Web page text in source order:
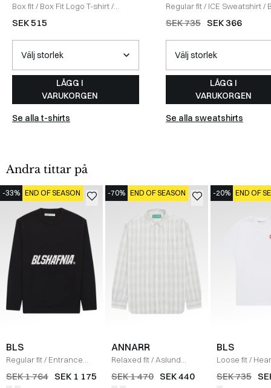
Box fit/ Box Fit Logo T-shirt/
WHITE
SEK 515
LÄGG I
VARUKORGEN
Se alla t-shirts
Regular fit/ ICE Sweatshirt/
SEK 735 SEK 366
LÄGG I
VARUKORGEN
Se alla sweatshirts
Andra tittar på
-33% END OF SEASON
BLS
Regular fit/ Entrance
Knit / SORT
SEK 1 764 SEK 1 175
-70% END OF SEASON
ANNARR
Relaxed fit/ Aslund
Skjorta
/ HVID
SEK 1 470 SEK 440
-20% END OF
BLS
Loose fit/
T-shirt
/ HVID
SEK 735